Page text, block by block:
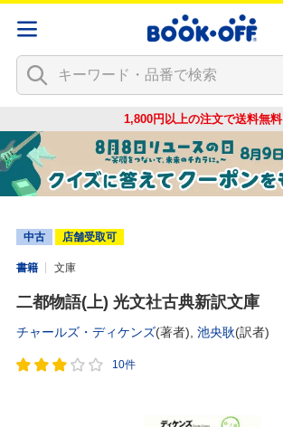
1,800円以上の注文で送料無料
中古 店舗受取可
書籍 文庫
二都物語(上) 光文社古典新訳文庫
チャールズ・ディケンズ(著者), 池央耿(訳者)
10件